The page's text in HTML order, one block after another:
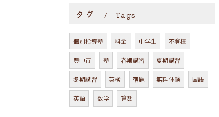
タグ Tags
個別指導塾 料金 中学生 不登校
豊中市 塾 春期講習 夏期講習
冬期講習 英検 宿題 無料体験 国語
英語 数学 算数